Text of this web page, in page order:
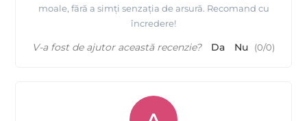
moale, fără a simți senzația de arsură. Recomand cu
încredere!
V-a fost de ajutor această recenzie? Da Nu (0/0)